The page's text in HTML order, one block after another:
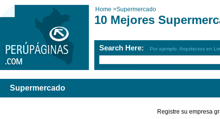
Home >Supermercado
10 Mejores
Search Here: Por ejemplo: Arquitectos en
Supermercado
Registre su empresa